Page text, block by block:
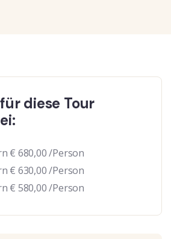
diese Tour
€ 680,00 /Person
€ 630,00 /Person
€ 580,00 /Person